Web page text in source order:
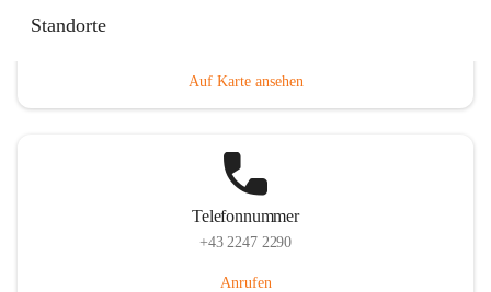
Standorte
Auf Karte ansehen
Telefonnummer
+43 2247 2290
Anrufen